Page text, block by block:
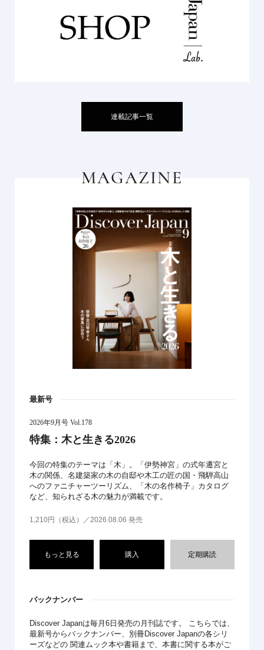
連載記事一覧
MAGAZINE
最新号
2026年9月号 Vol.178
特集：木と生きる2026
今回の特集のテーマは「木」。「伊勢神宮」の式年遷宮と
木の関係、名建築家の木の自邸や木工の匠の国・飛騨高山
へのファニチャーツーリズム、「木の名作椅子」カタログ
など、知られざる木の魅力が満載です。
1,210円（税込）／2026.08.06 発売
もっと見る 購入 定期購読
バックナンバー
Discover Japanは毎月6日発売の月刊誌です。 こちらでは、
最新号からバックナンバー、別冊Discover Japanの各シリ
ーズなどの 関連ムック本や書籍まで、本書に関する本がご